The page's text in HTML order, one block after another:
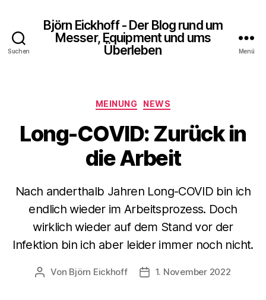
Suchen
Björn Eickhoff - Der Blog rund um
Messer, Equipment und ums
Überleben
Menü
Kategorien
MEINUNG NEWS
Long-COVID: Zurück in
die Arbeit
Nach anderthalb Jahren Long-COVID bin ich
endlich wieder im Arbeitsprozess. Doch
wirklich wieder auf dem Stand vor der
Infektion bin ich aber leider immer noch nicht.
Beitragsautor
Von Björn Eickhoff Veröffentlichungsdatum
1. November 2022